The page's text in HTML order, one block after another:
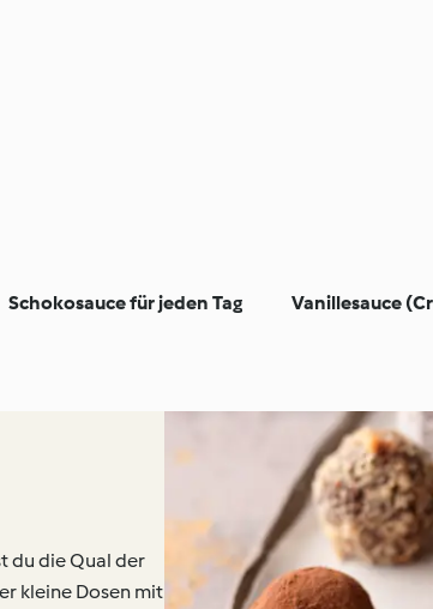
Schokosauce für jeden Tag Vanillesauce
du die Qual der
kleine Dosen mit